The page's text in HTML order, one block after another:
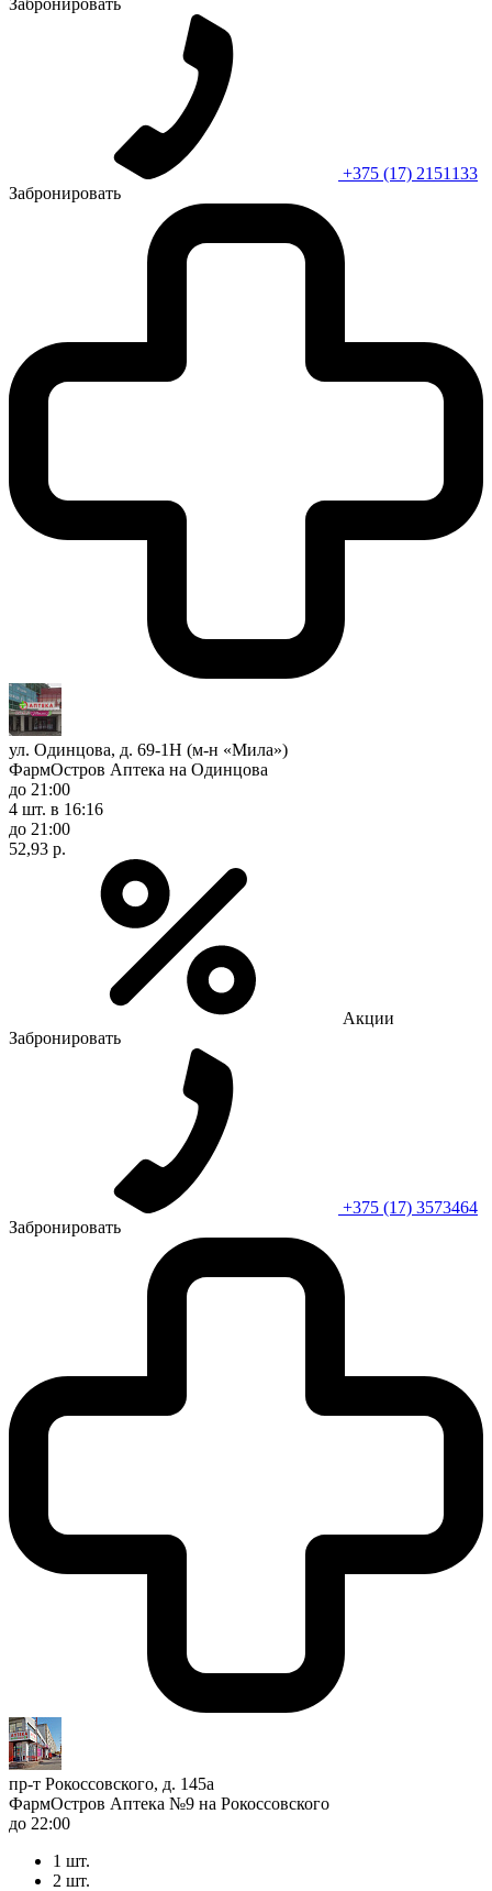
+375 (17) 2151133
Забронировать
ул. Одинцова, д. 69-1Н (м-н «Мила»)
ФармОстров Аптека на Одинцова
до 21:00
4 шт. в 16:16
до 21:00
52,93 р.
Акции
Забронировать
+375 (17) 3573464
Забронировать
пр-т Рокоссовского, д. 145а
ФармОстров Аптека №9 на Рокоссовского
до 22:00
1 шт.
2 шт.